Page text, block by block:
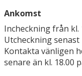
Ankomst
Incheckning från kl.
Utcheckning senast
Kontakta vänligen
senare än kl. 18.00